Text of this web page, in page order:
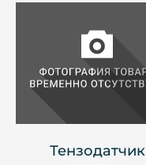
Тензодатчик